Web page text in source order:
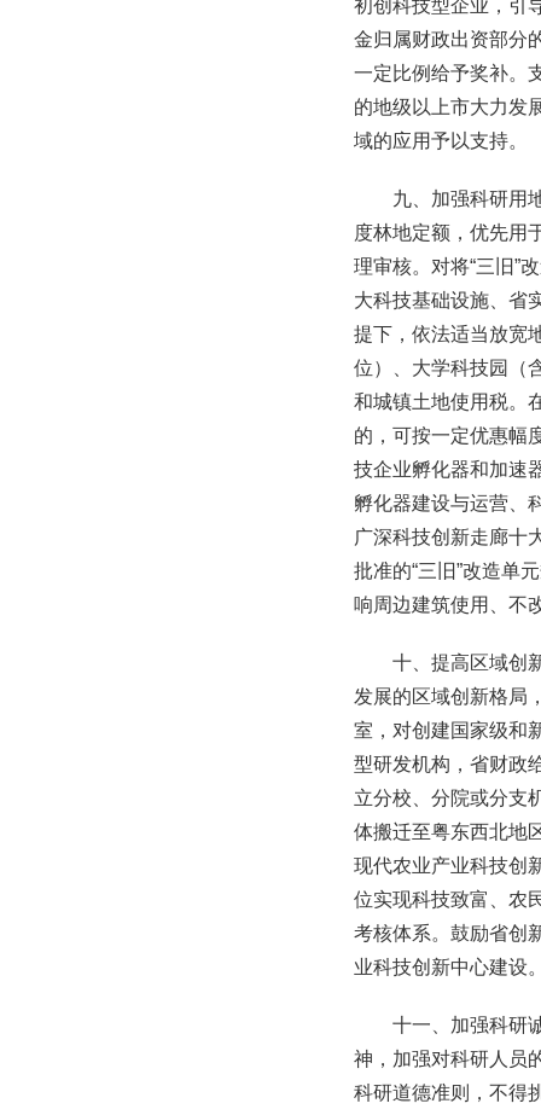
初创科技型企业，引
金归属财政出资部分
一定比例给予奖补。
的地级以上市大力发
域的应用予以支持。
九、加强科研用
度林地定额，优先用
理审核。对将“三旧”
大科技基础设施、省
提下，依法适当放宽
位）、大学科技园（
和城镇土地使用税。
的，可按一定优惠幅
技企业孵化器和加速
孵化器建设与运营、
广深科技创新走廊十
批准的“三旧”改造单
响周边建筑使用、不
十、提高区域创
发展的区域创新格局
室，对创建国家级和
型研发机构，省财政
立分校、分院或分支
体搬迁至粤东西北地
现代农业产业科技创
位实现科技致富、农
考核体系。鼓励省创
业科技创新中心建设
十一、加强科研
神，加强对科研人员
科研道德准则，不得